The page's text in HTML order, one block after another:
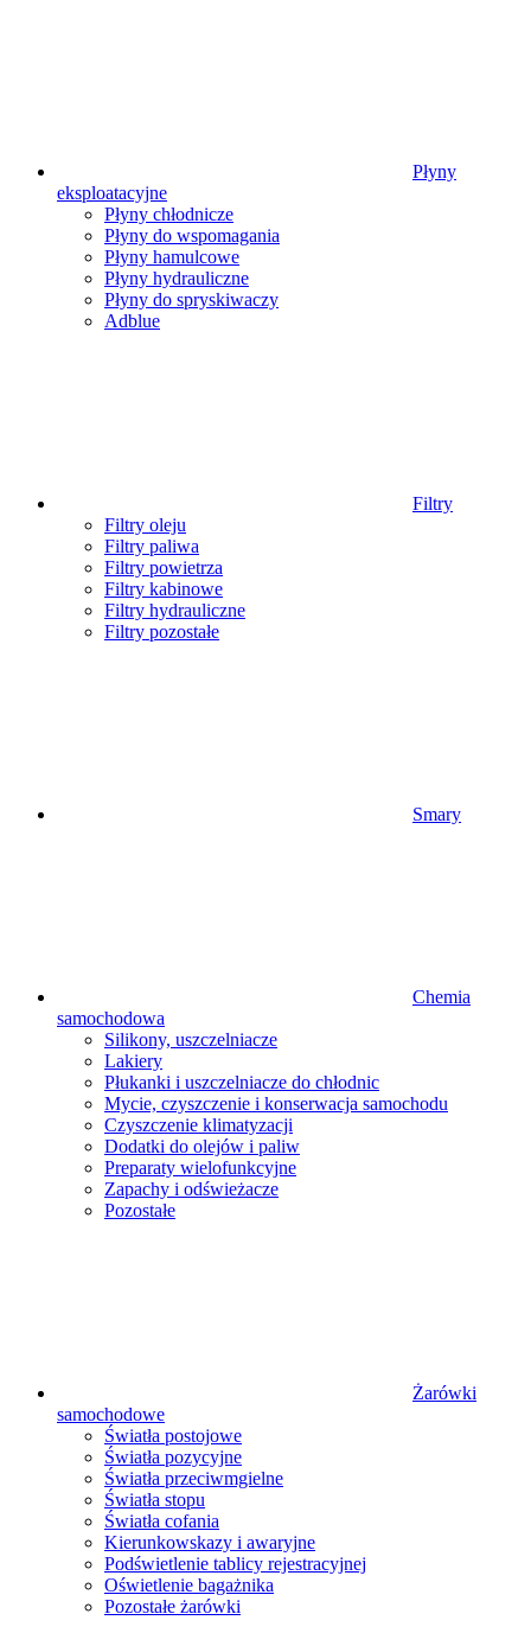
Płyny
eksploatacyjne
Płyny chłodnicze
Płyny do wspomagania
Płyny hamulcowe
Płyny hydrauliczne
Płyny do spryskiwaczy
Adblue
Filtry
Filtry oleju
Filtry paliwa
Filtry powietrza
Filtry kabinowe
Filtry hydrauliczne
Filtry pozostałe
Smary
Chemia
samochodowa
Silikony, uszczelniacze
Lakiery
Płukanki i uszczelniacze do chłodnic
Mycie, czyszczenie i konserwacja samochodu
Czyszczenie klimatyzacji
Dodatki do olejów i paliw
Preparaty wielofunkcyjne
Zapachy i odświeżacze
Pozostałe
Żarówki
samochodowe
Światła postojowe
Światła pozycyjne
Światła przeciwmgielne
Światła stopu
Światła cofania
Kierunkowskazy i awaryjne
Podświetlenie tablicy rejestracyjnej
Oświetlenie bagażnika
Pozostałe żarówki